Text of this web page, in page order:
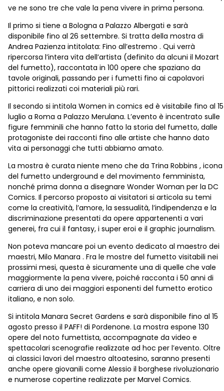
ve ne sono tre che vale la pena vivere in prima persona.
Il primo si tiene a Bologna a Palazzo Albergati e sarà
disponibile fino al 26 settembre. Si tratta della mostra di
Andrea Pazienza intitolata: Fino all’estremo . Qui verrà
ripercorsa l’intera vita dell’artista (definito da alcuni il Mozart
del fumetto), raccontata in 100 opere che spaziano da
tavole originali, passando per i fumetti fino ai capolavori
pittorici realizzati coi materiali più rari.
Il secondo si intitola Women in comics ed è visitabile fino al 15
luglio a Roma a Palazzo Merulana. L’evento è incentrato sulle
figure femminili che hanno fatto la storia del fumetto, dalle
protagoniste dei racconti fino alle artiste che hanno dato
vita ai personaggi che tutti abbiamo amato.
La mostra è curata niente meno che da Trina Robbins , icona
del fumetto underground e del movimento femminista,
nonché prima donna a disegnare Wonder Woman per la DC
Comics. Il percorso proposto ai visitatori si articola su temi
come la creatività, l’amore, la sessualità, l’indipendenza e la
discriminazione presentati da opere appartenenti a vari
generei, fra cui il fantasy, i super eroi e il graphic journalism.
Non poteva mancare poi un evento dedicato al maestro dei
maestri, Milo Manara . Fra le mostre del fumetto visitabili nei
prossimi mesi, questa è sicuramente una di quelle che vale
maggiormente la pena vivere, poiché racconta i 50 anni di
carriera di uno dei maggiori esponenti del fumetto erotico
italiano, e non solo.
Si intitola Manara Secret Gardens e sarà disponibile fino al 15
agosto presso il PAFF! di Pordenone. La mostra espone 130
opere del noto fumettista, accompagnate da video e
spettacolari scenografie realizzate ad hoc per l’evento. Oltre
ai classici lavori del maestro altoatesino, saranno presenti
anche opere giovanili come Alessio il borghese rivoluzionario
e numerose copertine realizzate per Marvel Comics.